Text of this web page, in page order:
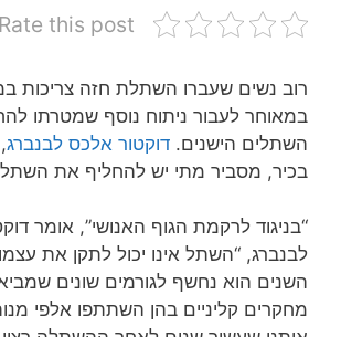
Rate this post
רוב נשים שעברו השתלת חזה צריכות
במאוחר לעבור ניתוח נוסף שמטרתו
השתלים הישנים. דוקטור אלכס לבנברג
בכיר, מסביר מתי יש להחליף את
“בניגוד לרקמת הגוף האנושי”, אומר
לבנברג, “השתל אינו יכול לתקן את
השנים הוא נחשף לגורמים שונים
מחקרים קליניים בהן השתתפו אלפי